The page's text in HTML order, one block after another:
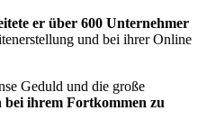
er über 600 Unternehmer
und bei ihrer Online
Geduld und die große
bei ihrem Fortkommen zu